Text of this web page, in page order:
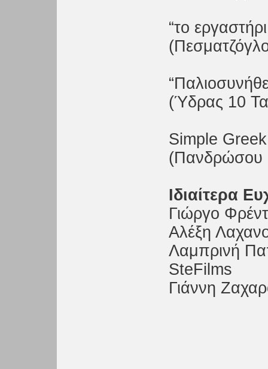
“το
(Ύδρας 10
Simple
Ιδιαίτερα
Γιώργο
Αλέξη
Λαμπρινή
SteFilms
Γιάννη